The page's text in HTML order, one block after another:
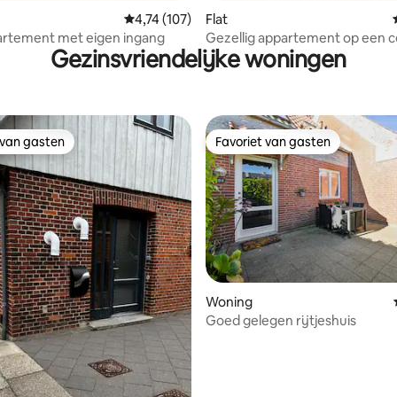
Gemiddelde beoordeling van 4,74 op 5, 107
4,74 (107)
met eigen ingang
Flat
Gezellig appartement op een
locatie.
Gezinsvriendelijke woningen
gasten
gasten Favoriet van gasten
Favoriet van gasten
Woning
Goed gelegen rijtjeshuis